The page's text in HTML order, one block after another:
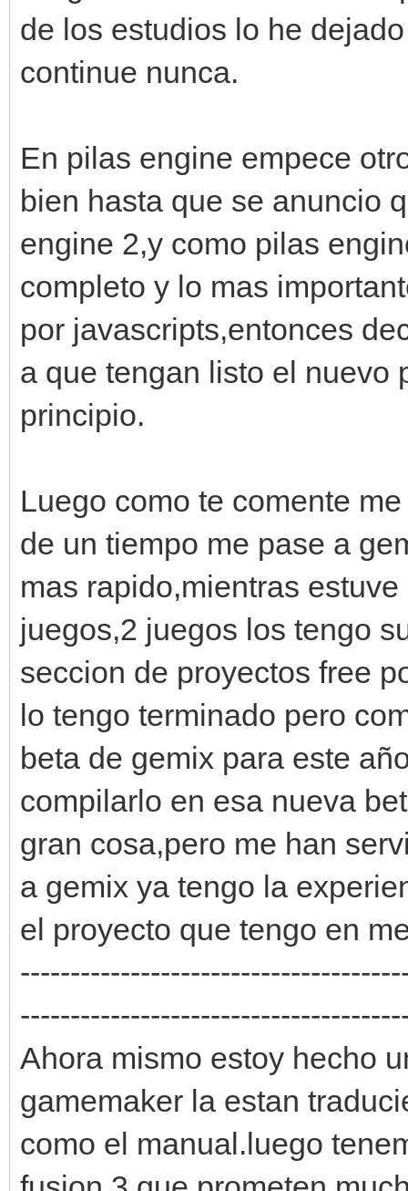
de los estudios lo he
continue nunca.
En pilas engine empece
bien hasta que se anuncio
engine 2,y como pilas
completo y lo mas
por javascripts,entonces
a que tengan listo el nuevo
principio.
Luego como te comente
de un tiempo me pase a
mas rapido,mientras
juegos,2 juegos los tengo
seccion de proyectos free
lo tengo terminado pero
beta de gemix para este
compilarlo en esa nueva
gran cosa,pero me han
a gemix ya tengo la
el proyecto que tengo en
Ahora mismo estoy hecho
gamemaker la estan
como el manual.luego